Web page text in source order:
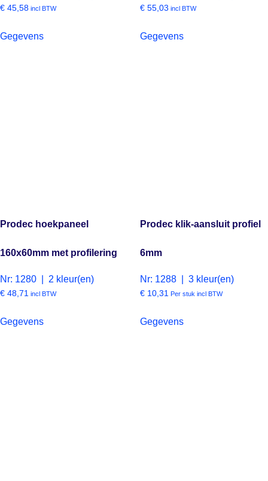
€ 45,58 incl BTW
Gegevens
€ 55,03 incl BTW
Gegevens
Prodec hoekpaneel
160x60mm met profilering
Nr: 1280 | 2 kleur(en)
€ 48,71 incl BTW
Gegevens
Prodec klik-aansluit profiel
6mm
Nr: 1288 | 3 kleur(en)
€ 10,31 Per stuk incl BTW
Gegevens